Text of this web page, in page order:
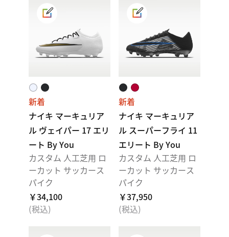
新着
ナイキ マーキュリア
ル ヴェイパー 17 エリ
ート By You
カスタム 人工芝用 ロ
ーカット サッカース
パイク
￥34,100
(税込)
新着
ナイキ マーキュリア
ル スーパーフライ 11
エリート By You
カスタム 人工芝用 ロ
ーカット サッカース
パイク
￥37,950
(税込)